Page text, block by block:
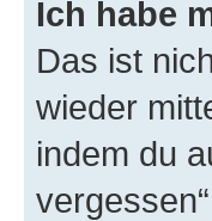
Ich habe
Das ist
wieder
indem du